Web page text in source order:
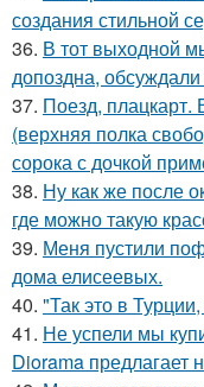
создания стильной
36. В тот выходной
допоздна,
37. Поезд, плацкарт.
(верхняя полка
сорока с дочкой
38. Ну как же после
где можно такую
39. Меня пустили
дома елисеевых.
40. "Так это в
41. Не успели мы
Diorama предлагает